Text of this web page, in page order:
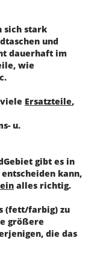
sich stark
und
dauerhaft im
wie
Ersatzteile,
u.
gibt es in
kann,
alles richtig.
(fett/farbig) zu
größere
die das